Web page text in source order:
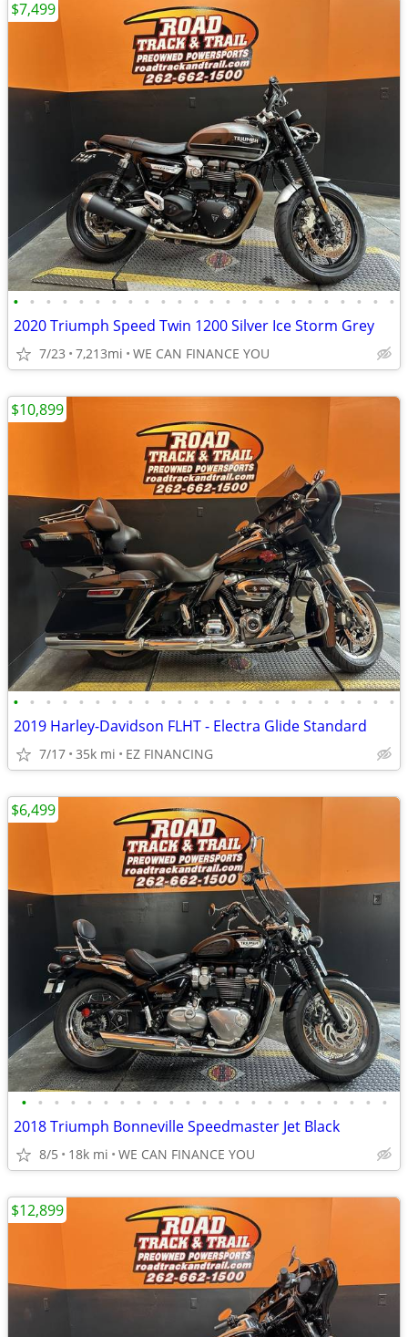
• • • • • • • • • • • • • • • • • • • • • • • •
2020 Triumph Speed Twin 1200 Silver Ice Storm Grey
7/23 7,213mi WE CAN FINANCE YOU
$7,499
• • • • • • • • • • • • • • • • • • • • • • • •
2019 Harley-Davidson FLHT - Electra Glide Standard
7/17 35k mi EZ FINANCING
$10,899
• • • • • • • • • • • • • • • • • • • • • • •
2018 Triumph Bonneville Speedmaster Jet Black
8/5 18k mi WE CAN FINANCE YOU
$6,499
$12,899